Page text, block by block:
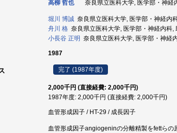
高柳 哲也 奈良県立医科大学, 医学部・神
堀川 博誠 奈良県立医科大学, 医学部・神経内
舟川 格 奈良県立医科大学, 医学部・神経内科,
小長谷 正明 奈良県立医科大学, 医学部・神経
1987
完了 (1987年度)
2,000千円 (直接経費: 2,000千円)
1987年度: 2,000千円 (直接経費: 2,000千円)
血管形成因子 / HT-29 / 成長因子
血管形成因子angiogeninの分離精製をfettら